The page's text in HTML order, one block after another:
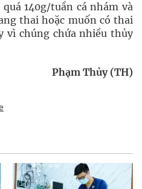
140g/tuần cá nhám và
thai hoặc muốn có thai
vì chúng chứa nhiều thủy
Phạm Thủy (TH)